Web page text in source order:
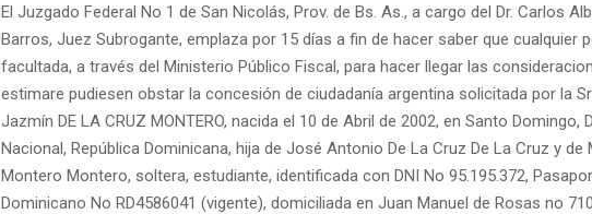
El Juzgado Federal No 1 de San Nicolás, Prov. de Bs. As., a cargo del Dr. Carlos
Barros, Juez Subrogante, emplaza por 15 días a fin de hacer saber que cualquier
facultada, a través del Ministerio Público Fiscal, para hacer llegar las
estimare pudiesen obstar la concesión de ciudadanía argentina solicitada por la
Jazmín DE LA CRUZ MONTERO, nacida el 10 de Abril de 2002, en Santo Domingo,
Nacional, República Dominicana, hija de José Antonio De La Cruz De La Cruz y de
Montero Montero, soltera, estudiante, identificada con DNI No 95.195.372,
Dominicano No RD4586041 (vigente), domiciliada en Juan Manuel de Rosas no